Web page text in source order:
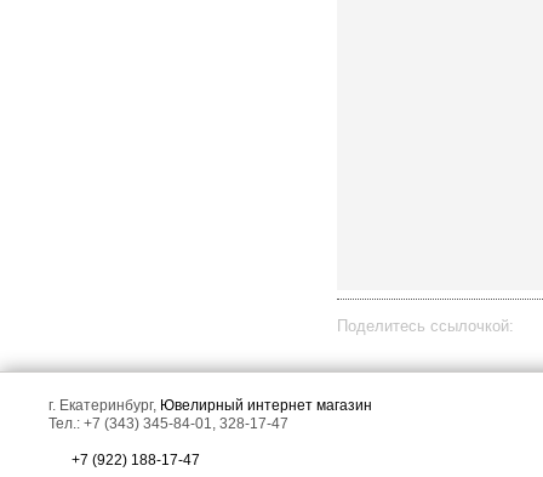
Поделитесь ссылочкой:
г. Екатеринбург, Ювелирный интернет магазин
Тел.: +7 (343) 345-84-01, 328-17-47
+7 (922) 188-17-47